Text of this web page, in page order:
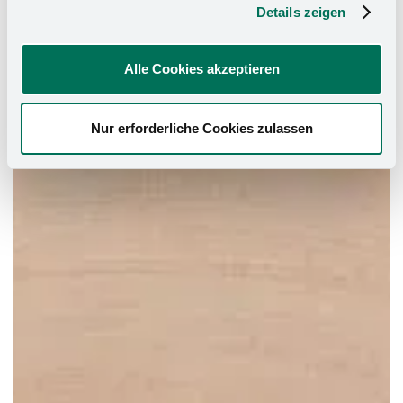
Details zeigen
Alle Cookies akzeptieren
Nur erforderliche Cookies zulassen